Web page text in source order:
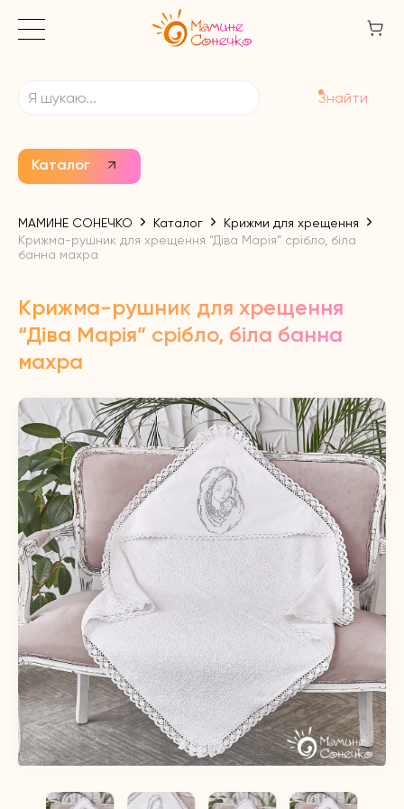
Каталог
Знайти
МАМИНЕ СОНЕЧКО Каталог
Крижми для хрещення
Крижма-рушник для хрещення “Діва Марія” срібло, біла
банна махра
Крижма-рушник для хрещення
“Діва Марія” срібло, біла банна
махра